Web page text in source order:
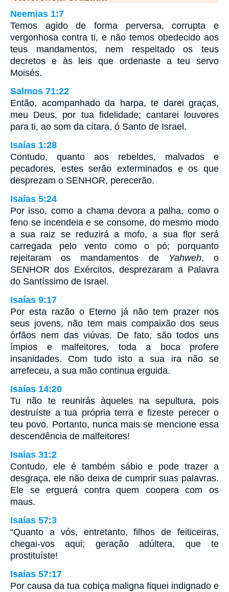
Neemias 1:7
Temos agido de forma perversa, corrupta e
vergonhosa contra ti, e não temos obedecido aos
teus mandamentos, nem respeitado os teus
decretos e às leis que ordenaste a teu servo
Moisés.
Salmos 71:22
Então, acompanhado da harpa, te darei graças,
meu Deus, por tua fidelidade; cantarei louvores
para ti, ao som da cítara, ó Santo de Israel.
Isaías 1:28
Contudo, quanto aos rebeldes, malvados e
pecadores, estes serão exterminados e os que
desprezam o SENHOR, perecerão.
Isaías 5:24
Por isso, como a chama devora a palha, como o
feno se incendeia e se consome, do mesmo modo
a sua raiz se reduzirá a mofo, a sua flor será
carregada pelo vento como o pó; porquanto
rejeitaram os mandamentos de
Yahweh, o
SENHOR dos Exércitos, desprezaram a Palavra
do Santíssimo de Israel.
Isaías 9:17
Por esta razão o Eterno já não tem prazer nos
seus jovens, não tem mais compaixão dos seus
órfãos nem das viúvas. De fato, são todos uns
ímpios e malfeitores, toda a boca profere
insanidades. Com tudo isto a sua ira não se
arrefeceu, a sua mão continua erguida.
Isaías 14:20
Tu não te reunirás àqueles na sepultura, pois
destruíste a tua própria terra e fizeste perecer o
teu povo. Portanto, nunca mais se mencione essa
descendência de malfeitores!
Isaías 31:2
Contudo, ele é também sábio e pode trazer a
desgraça, ele não deixa de cumprir suas palavras.
Ele se erguerá contra quem coopera com os
maus.
Isaías 57:3
“Quanto a vós, entretanto, filhos de feiticeiras,
chegai-vos aqui; geração adúltera, que te
prostituíste!
Isaías 57:17
Por causa da tua cobiça maligna fiquei indignado e